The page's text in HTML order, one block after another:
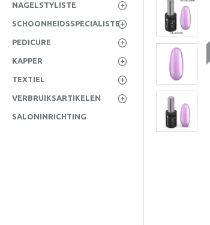
NAGELSTYLISTE
SCHOONHEIDSSPECIALISTE
PEDICURE
KAPPER
TEXTIEL
VERBRUIKSARTIKELEN
SALONINRICHTING